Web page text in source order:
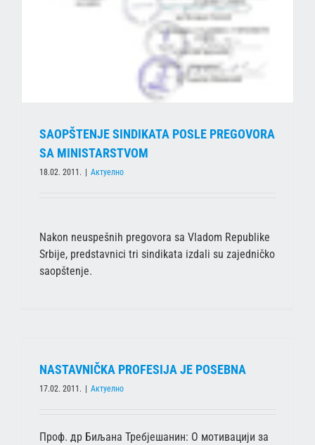
SAOPŠTENJE SINDIKATA POSLE PREGOVORA
SA MINISTARSTVOM
18.02. 2011. Актуелно
Nakon neuspešnih pregovora sa Vladom Republike
Srbije, predstavnici tri sindikata izdali su zajedničko
saopštenje.
NASTAVNIČKA PROFESIJA JE POSEBNA
17.02. 2011. Актуелно
Проф. др Биљана Требјешанин: О мотивацији за